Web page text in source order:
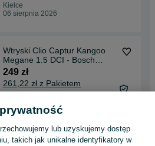
Kielce
06 sierpnia 2026
Wtryski Clio Captur Kangoo
Megane 1.5 DCI - Bosch
044.5110.485
249 zł
261,22 zł z Pakietem
Kielce
06 sierpnia 2026
lub uzyskujemy dostęp
takich jak unikalne identyfikatory w